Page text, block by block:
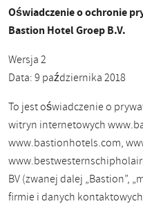
Oświadczenie o ochronie
Bastion Hotel Groep B.V.
Wersja 2
Data: 9 października 2018
To jest oświadczenie o
witryn internetowych
www.bastionhotels.com,
BV (zwanej dalej „Bastion”,
firmie i danych